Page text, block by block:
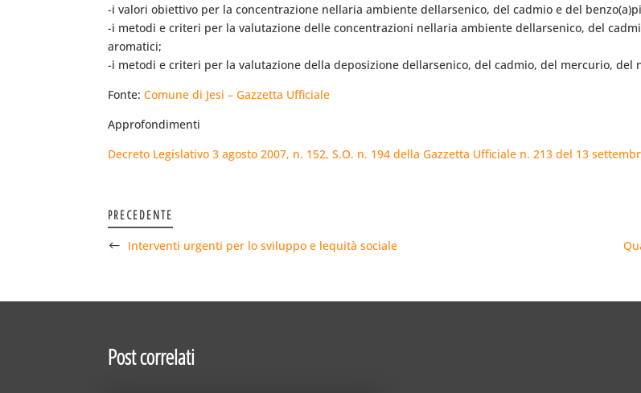
-i valori obiettivo per la concentrazione nellaria ambiente dellarsenico, del cadmio e del
-i metodi e criteri per la valutazione delle concentrazioni nellaria ambiente dellarsenico, del
aromatici;
-i metodi e criteri per la valutazione della deposizione dellarsenico, del cadmio, del mercurio,
Fonte:Comune di Jesi – Gazzetta Ufficiale
Approfondimenti
Decreto Legislativo 3 agosto 2007, n. 152, S.O. n. 194 della Gazzetta Ufficiale n. 213 del 13
PRECEDENTE
Interventi urgenti per lo sviluppo e lequità sociale
Post correlati